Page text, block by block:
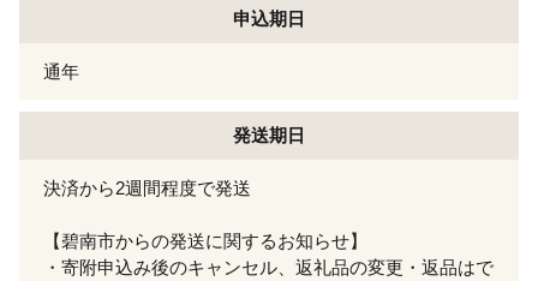
申込期日
通年
発送期日
決済から2週間程度で発送
【碧南市からの発送に関するお知らせ】
・寄附申込み後のキャンセル、返礼品の変更・返品はで